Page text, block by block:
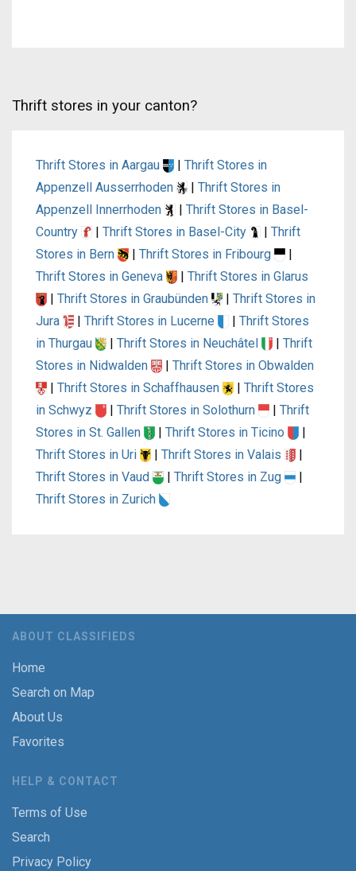
Thrift stores in your canton?
Thrift Stores in Aargau | Thrift Stores in
Appenzell Ausserrhoden
| Thrift Stores in
Appenzell Innerrhoden
| Thrift Stores in Basel-
Country
| Thrift Stores in Basel-City | Thrift
Stores in Bern
| Thrift Stores in Fribourg
|
Thrift Stores in Geneva
| Thrift Stores in Glarus
| Thrift Stores in Graubünden | Thrift Stores in
Jura
| Thrift Stores in Lucerne | Thrift Stores
in Thurgau
| Thrift Stores in Neuchâtel | Thrift
Stores in Nidwalden
| Thrift Stores in Obwalden
| Thrift Stores in Schaffhausen | Thrift Stores
in Schwyz
| Thrift Stores in Solothurn | Thrift
Stores in St. Gallen
| Thrift Stores in Ticino
|
Thrift Stores in Uri
| Thrift Stores in Valais
|
Thrift Stores in Vaud
| Thrift Stores in Zug
|
Thrift Stores in Zurich
ABOUT CLASSIFIEDS
Home
Search on Map
About Us
Favorites
HELP & CONTACT
Terms of Use
Search
Privacy Policy